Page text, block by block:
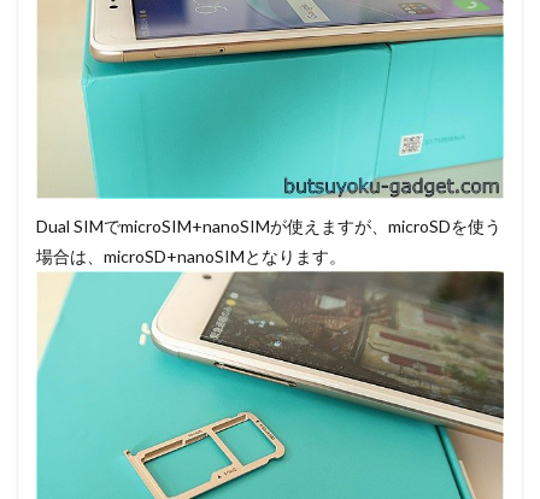
Dual SIMでmicroSIM+nanoSIMが使えますが、microSDを使う
場合は、microSD+nanoSIMとなります。